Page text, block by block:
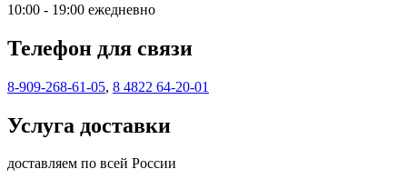
10:00 - 19:00 ежедневно
Телефон для связи
8-909-268-61-05, 8 4822 64-20-01
Услуга доставки
доставляем по всей России